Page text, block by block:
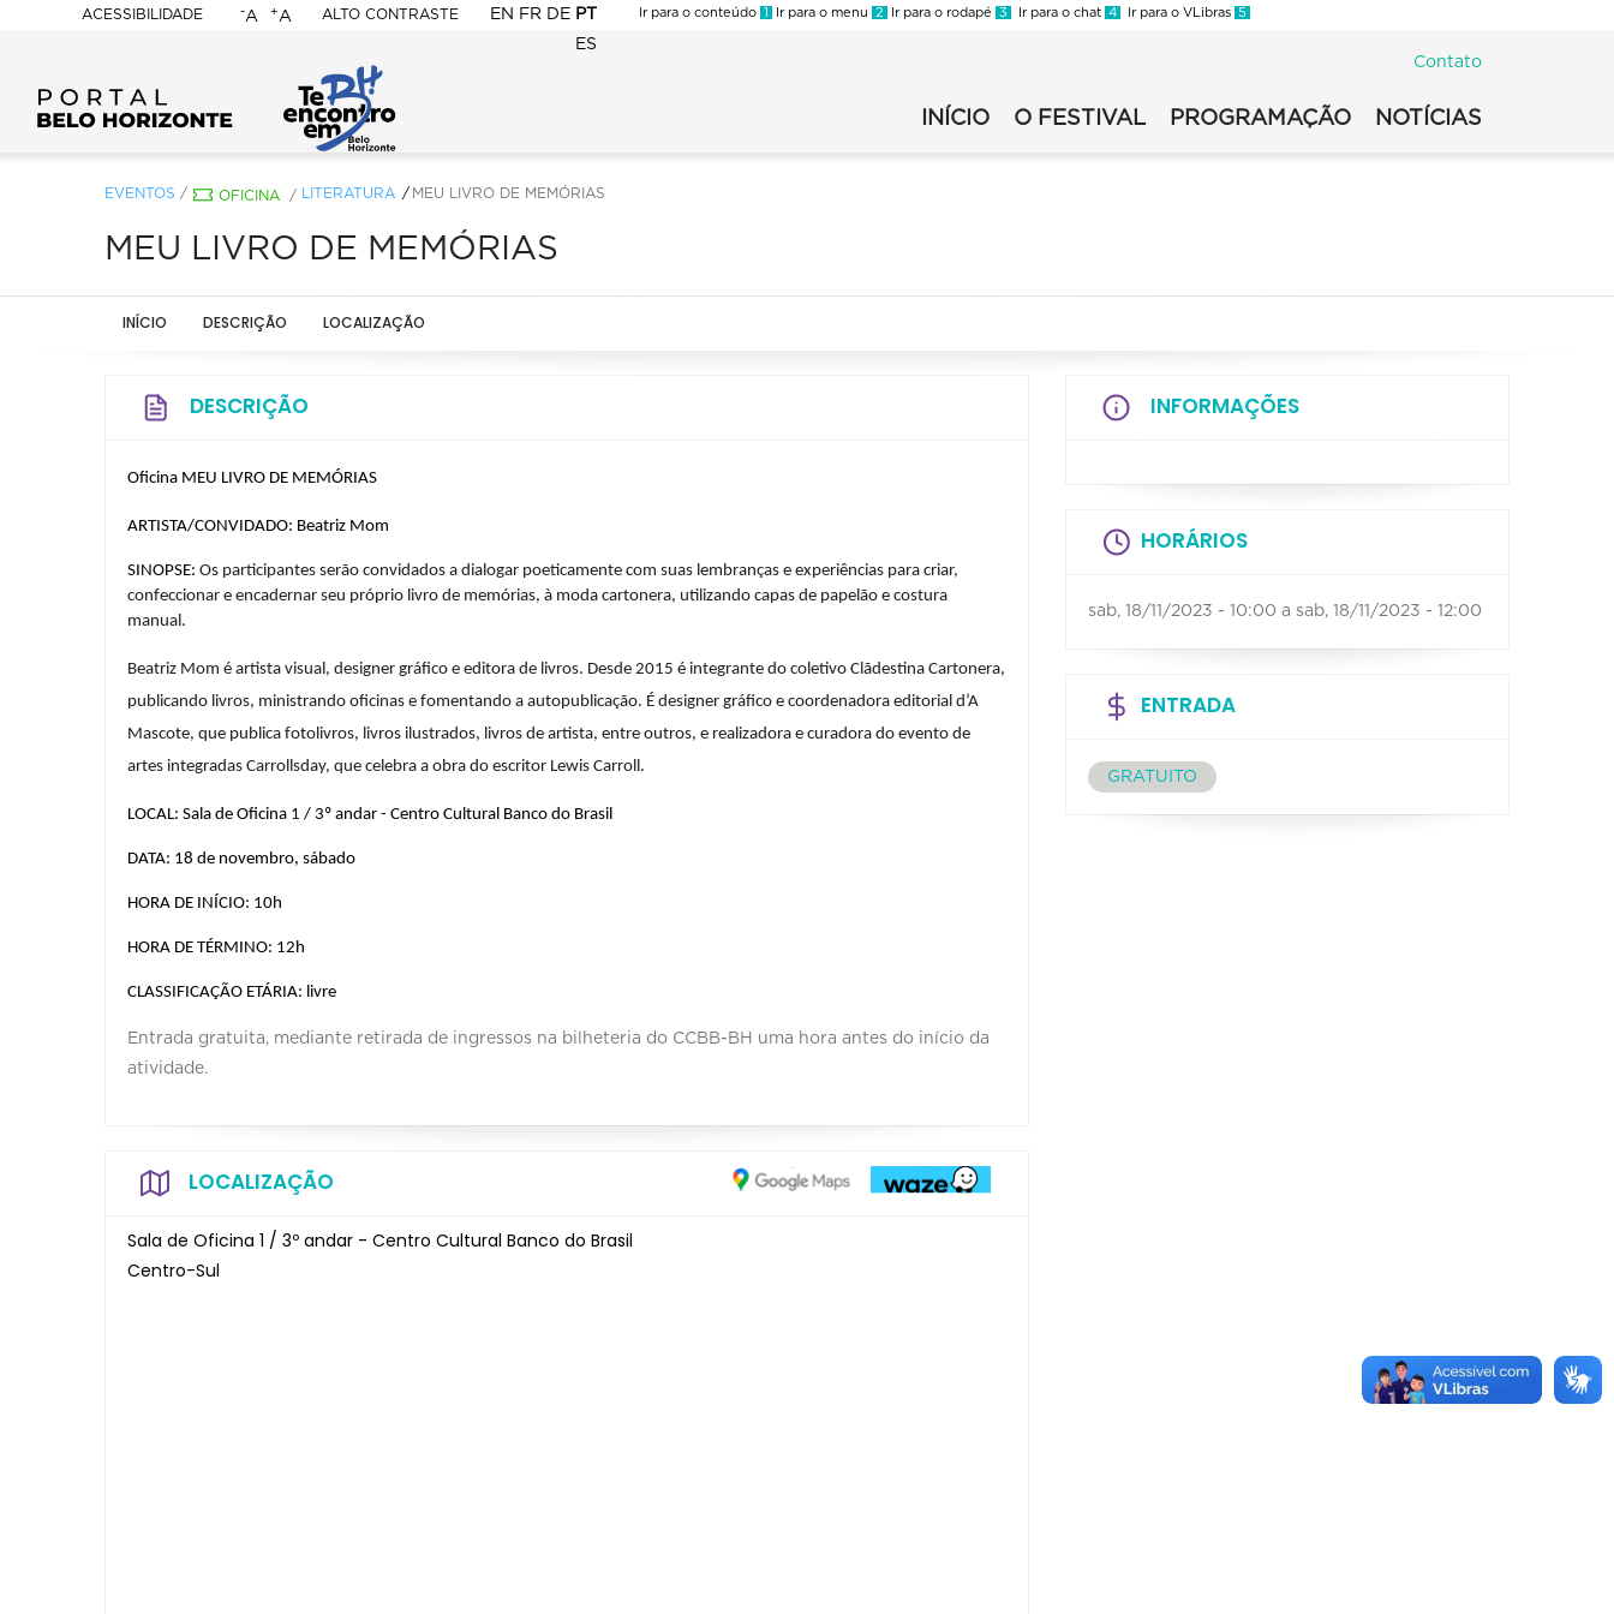
ACESSIBILIDADE
BELO
HORIZONTE
-A +A ALTO CONTRASTE EN FR DE PT
ES
Ir para o conteúdo 1 Ir para o menu 2 Ir para o rodapé 3 Ir para o chat 4 Ir para o VLibras 5
Contato
INÍCIO O FESTIVAL PROGRAMAÇÃO NOTÍCIAS
EVENTOS / OFICINA / LITERATURA MEU LIVRO DE MEMÓRIAS
MEU LIVRO DE MEMÓRIAS
INÍCIO DESCRIÇÃO LOCALIZAÇÃO
DESCRIÇÃO
Oficina MEU LIVRO DE MEMÓRIAS
ARTISTA/CONVIDADO: Beatriz Mom
SINOPSE: Os participantes serão convidados a dialogar poeticamente com suas lembranças e experiências para criar,
confeccionar e encadernar seu próprio livro de memórias, à moda cartonera, utilizando capas de papelão e costura
manual.
Beatriz Mom é artista visual, designer gráfico e editora de livros. Desde 2015 é integrante do coletivo Clãdestina Cartonera,
publicando livros, ministrando oficinas e fomentando a autopublicação. É designer gráfico e coordenadora editorial d’A
Mascote, que publica fotolivros, livros ilustrados, livros de artista, entre outros, e realizadora e curadora do evento de
artes integradas Carrollsday, que celebra a obra do escritor Lewis Carroll.
LOCAL: Sala de Oficina 1 / 3º andar - Centro Cultural Banco do Brasil
DATA: 18 de novembro, sábado
HORA DE INÍCIO: 10h
HORA DE TÉRMINO: 12h
CLASSIFICAÇÃO ETÁRIA: livre
Entrada gratuita, mediante retirada de ingressos na bilheteria do CCBB-BH uma hora antes do início da
atividade.
LOCALIZAÇÃO
Sala de Oficina 1 / 3º andar - Centro Cultural Banco do Brasil
Centro-Sul
INFORMAÇÕES
HORÁRIOS
sab, 18/11/2023 - 10:00 a sab, 18/11/2023 - 12:00
ENTRADA
GRATUITO